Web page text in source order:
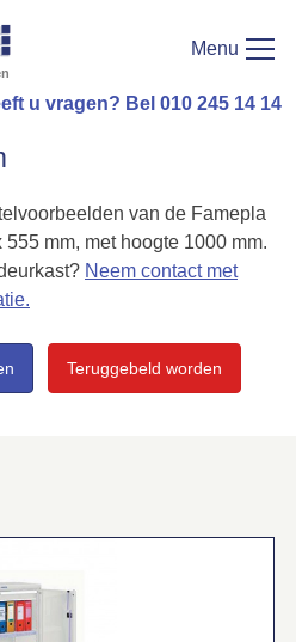
Menu
u vragen? Bel 010 245 14 14
van de Famepla
mm, met hoogte 1000 mm.
Neem contact met
Teruggebeld worden